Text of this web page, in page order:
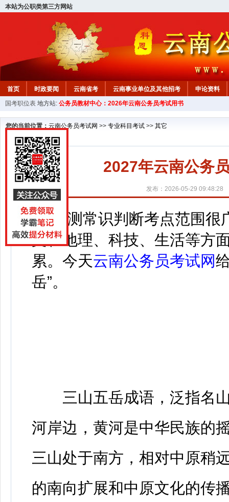
本站为公职类第三方网站
首页 时政要闻 云南省考 云南事业单位及其他招考
申论资料
国考职位表 地方站: 公务员教材中心：2026年云南公务员考试用书
您的当前位置： 云南公务员考试网 >> 专业科目考试 >> 其它
2027年云南公务
发布：2026-05-29 09:48:28
行测常识判断考点范围很
文、地理、科技、生活等方
累。今天云南公务员考试网
岳”。
三山五岳成语，泛指名山
河岸边，黄河是中华民族的
三山处于南方，相对中原稍
的南向扩展和中原文化的传